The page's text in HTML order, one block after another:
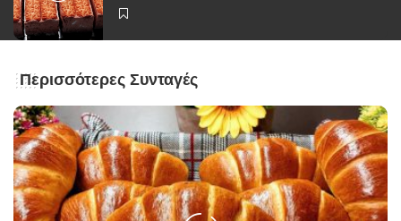
Περισσότερες Συνταγές